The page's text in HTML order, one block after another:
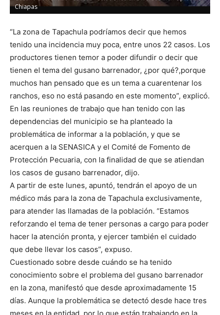
Chiapas
“La zona de Tapachula podríamos decir que hemos
tenido una incidencia muy poca, entre unos 22 casos. Los
productores tienen temor a poder difundir o decir que
tienen el tema del gusano barrenador, ¿por qué?,porque
muchos han pensado que es un tema a cuarentenar los
ranchos, eso no está pasando en este momento”, explicó.
En las reuniones de trabajo que han tenido con las
dependencias del municipio se ha planteado la
problemática de informar a la población, y que se
acerquen a la SENASICA y el Comité de Fomento de
Protección Pecuaria, con la finalidad de que se atiendan
los casos de gusano barrenador, dijo.
A partir de este lunes, apuntó, tendrán el apoyo de un
médico más para la zona de Tapachula exclusivamente,
para atender las llamadas de la población. “Estamos
reforzando el tema de tener personas a cargo para poder
hacer la atención pronta, y ejercer también el cuidado
que debe llevar los casos”, expuso.
Cuestionado sobre desde cuándo se ha tenido
conocimiento sobre el problema del gusano barrenador
en la zona, manifestó que desde aproximadamente 15
días. Aunque la problemática se detectó desde hace tres